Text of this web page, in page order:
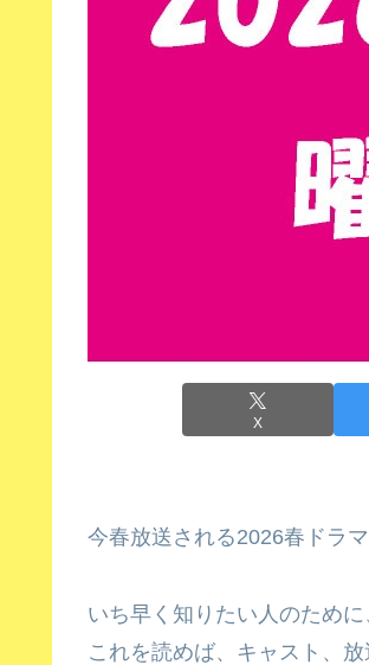
X
今春放送される2026春ドラ
いち早く知りたい人のため
これを読めば、キャスト、